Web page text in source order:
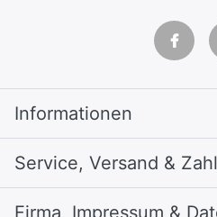
Informationen
Service, Versand &